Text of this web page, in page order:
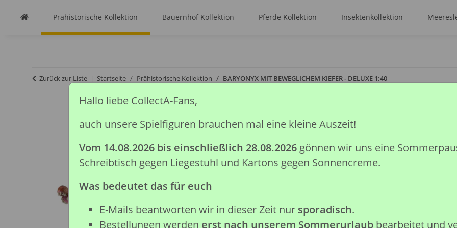
Prähistorische Kollektion Bauernhof Kollektion Pferde Kollektion Insektenkollektion
Zurück zur Liste Startseite Prähistorische Kollektion BARYONYX MIT BEWEGLICHEM KIEFER - DELUXE 1:40
BARYONYX MIT
Artikelnummer:
Hallo liebe CollectA-Fans,
auch unsere Spielfiguren brauchen mal eine kleine Auszeit!
Vom 14.08.2026 bis einschließlich 28.08.2026 gönnen wir uns eine
Schreibtisch gegen Liegestuhl und Kartons gegen Sonnencreme.
Was bedeutet das für euch
E-Mails beantworten wir in dieser Zeit nur sporadisch.
Bestellungen werden erst nach unserem Sommerurlaub bearbeitet und